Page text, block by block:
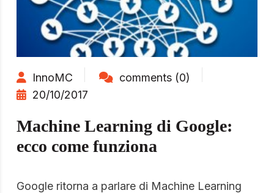
InnoMC
comments (0)
20/10/2017
Machine Learning di Google:
ecco come funziona
Google ritorna a parlare di Machine Learning